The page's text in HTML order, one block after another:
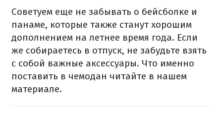
Советуем еще не забывать о бейсболке и
панаме, которые также станут хорошим
дополнением на летнее время года. Если
же собираетесь в отпуск, не забудьте взять
с собой важные аксессуары. Что именно
поставить в чемодан читайте в нашем
материале.